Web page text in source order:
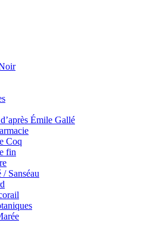
Émile Gallé
Coq
fin
Sanséau